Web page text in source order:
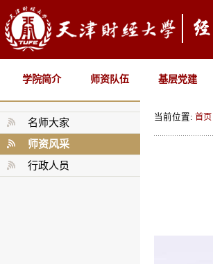
学院简介 师资队伍 基层党建
名师大家
师资风采
行政人员
当前位置: 首页